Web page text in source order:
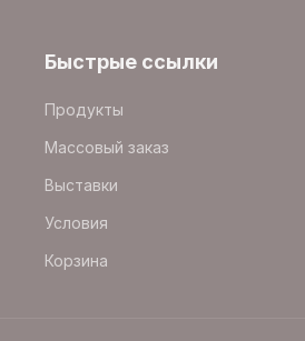
Быстрые ссылки
Продукты
Массовый заказ
Выставки
Условия
Корзина